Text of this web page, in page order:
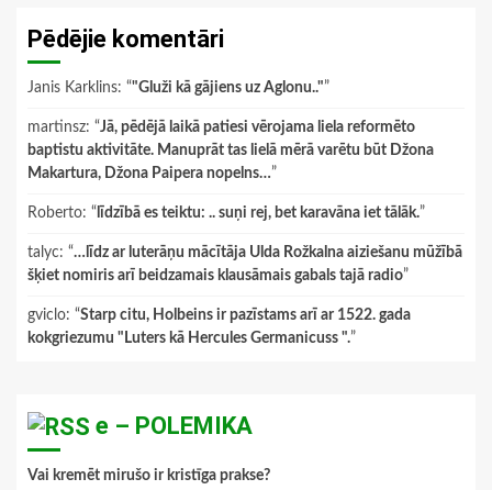
Pēdējie komentāri
Janis Karklins: “"Gluži kā gājiens uz Aglonu.."”
martinsz: “Jā, pēdējā laikā patiesi vērojama liela reformēto
baptistu aktivitāte. Manuprāt tas lielā mērā varētu būt Džona
Makartura, Džona Paipera nopelns…”
Roberto: “ līdzībā es teiktu: .. suņi rej, bet karavāna iet tālāk.”
talyc: “…līdz ar luterāņu mācītāja Ulda Rožkalna aiziešanu mūžībā
šķiet nomiris arī beidzamais klausāmais gabals tajā radio”
gviclo: “Starp citu, Holbeins ir pazīstams arī ar 1522. gada
kokgriezumu "Luters kā Hercules Germanicuss ".”
e – POLEMIKA
Vai kremēt mirušo ir kristīga prakse?